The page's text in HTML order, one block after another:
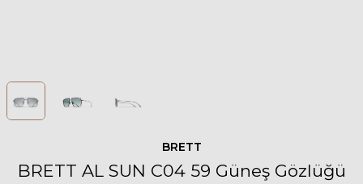
BRETT
BRETT AL SUN C04 59 Güneş Gözlüğü